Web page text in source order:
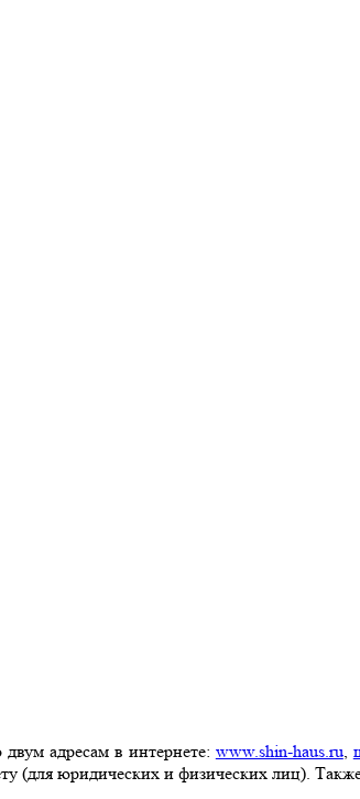
адресам в интернете: www.shin-haus.ru,
(для юридических и физических лиц).